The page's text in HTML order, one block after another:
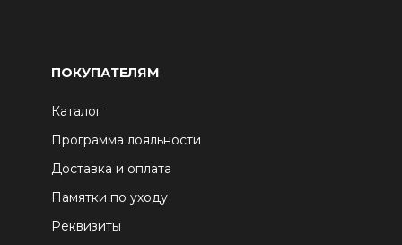
ПОКУПАТЕЛЯМ
Каталог
Программа лояльности
Доставка и оплата
Памятки по уходу
Реквизиты